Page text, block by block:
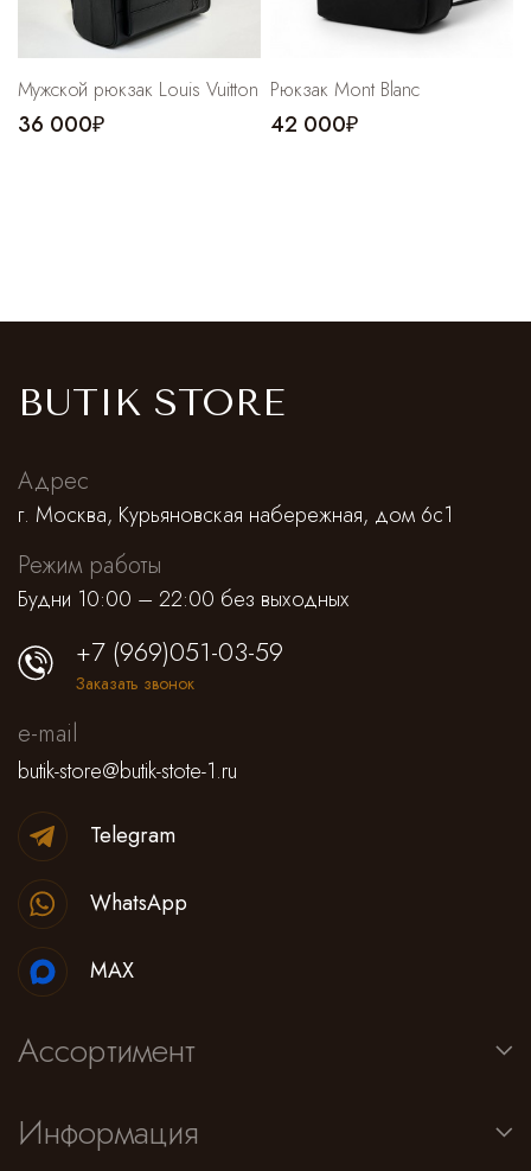
Мужской рюкзак Louis Vuitton
36 000₽
Рюкзак Mont Blanc
42 000₽
BUTIK STORE
Адрес
г. Москва, Курьяновская набережная, дом 6с1
Режим работы
Будни 10:00 – 22:00 без выходных
Ассортимент
Информация
+7 (969)051-03-59
Заказать звонок
e-mail
butik-store@butik-stote-1.ru
Telegram
WhatsApp
MAX